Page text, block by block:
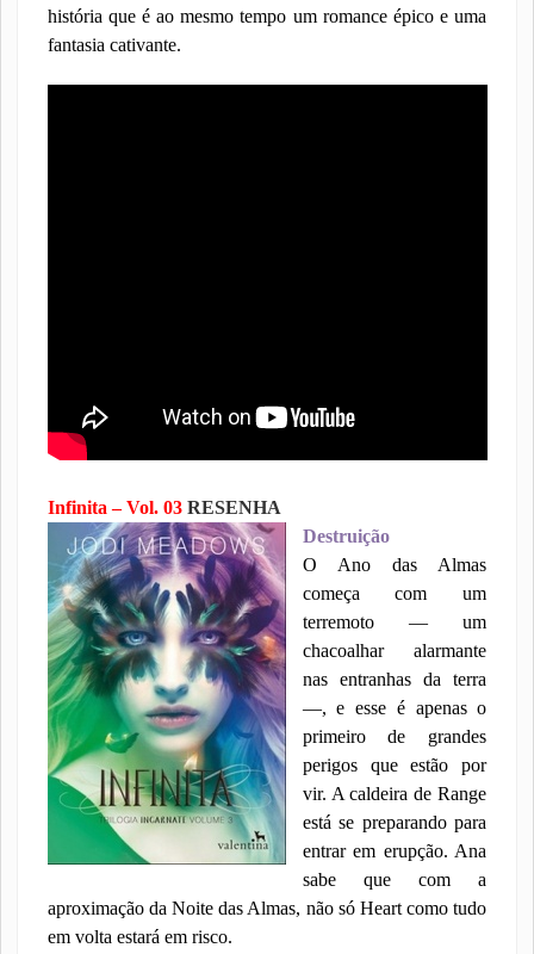
história que é ao mesmo tempo um romance épico e uma
fantasia cativante.
Infinita – Vol. 03 RESENHA
Destruição
O Ano das Almas
começa com um
terremoto — um
chacoalhar alarmante
nas entranhas da terra
—, e esse é apenas o
primeiro de grandes
perigos que estão por
vir. A caldeira de Range
está se preparando para
entrar em erupção. Ana
sabe que com a
aproximação da Noite das Almas, não só Heart como tudo
em volta estará em risco.